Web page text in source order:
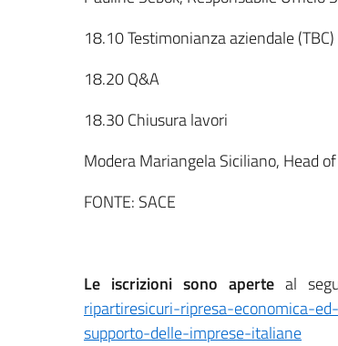
18.10 Testimonianza aziendale (TBC)
18.20 Q&A
18.30 Chiusura lavori
Modera Mariangela Siciliano, Head
FONTE: SACE
Le iscrizioni sono aperteal
ripartiresicuri-ripresa-economica-
supporto-delle-imprese-italiane